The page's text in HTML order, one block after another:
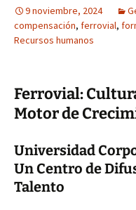
9 noviembre, 2024
compensación, ferrovial,
Recursos humanos
Ferrovial:
Motor de
Universidad
Un Centro de
Talento